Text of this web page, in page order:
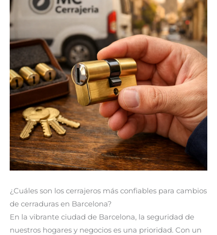
¿Cuáles son los cerrajeros más confiables para cambios
de cerraduras en Barcelona?
En la vibrante ciudad de Barcelona, la seguridad de
nuestros hogares y negocios es una prioridad. Con un